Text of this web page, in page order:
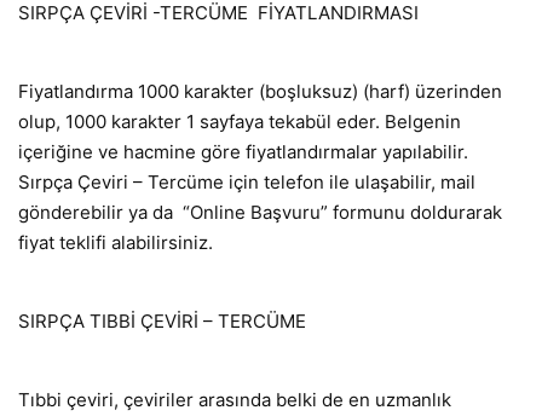
SIRPÇA ÇEVİRİ -TERCÜME FİYATLANDIRMASI
Fiyatlandırma 1000 karakter (boşluksuz) (harf) üzerinden
olup, 1000 karakter 1 sayfaya tekabül eder. Belgenin
içeriğine ve hacmine göre fiyatlandırmalar yapılabilir.
Sırpça Çeviri – Tercüme için telefon ile ulaşabilir, mail
gönderebilir ya da “Online Başvuru” formunu doldurarak
fiyat teklifi alabilirsiniz.
SIRPÇA TIBBİ ÇEVİRİ – TERCÜME
Tıbbi çeviri, çeviriler arasında belki de en uzmanlık